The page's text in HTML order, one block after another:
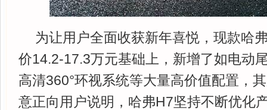
为让用户全面收获新年喜悦，现款哈
价14.2-17.3万元基础上，新增了如电动
高清360°环视系统等大量高价值配置，
意正向用户说明，哈弗H7坚持不断优化